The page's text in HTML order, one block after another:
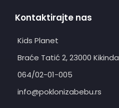
Kontaktirajte nas
Kids Planet
Braće Tatić 2, 23000 Kikinda
064/02-01-005
info@poklonizabebu.rs